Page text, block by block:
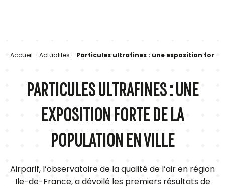
Accueil - Actualités - Particules ultrafines : une exposition forte
PARTICULES ULTRAFINES : UNE
EXPOSITION FORTE DE LA
POPULATION EN VILLE
Airparif, l’observatoire de la qualité de l’air en région
Ile-de-France, a dévoilé les premiers résultats de